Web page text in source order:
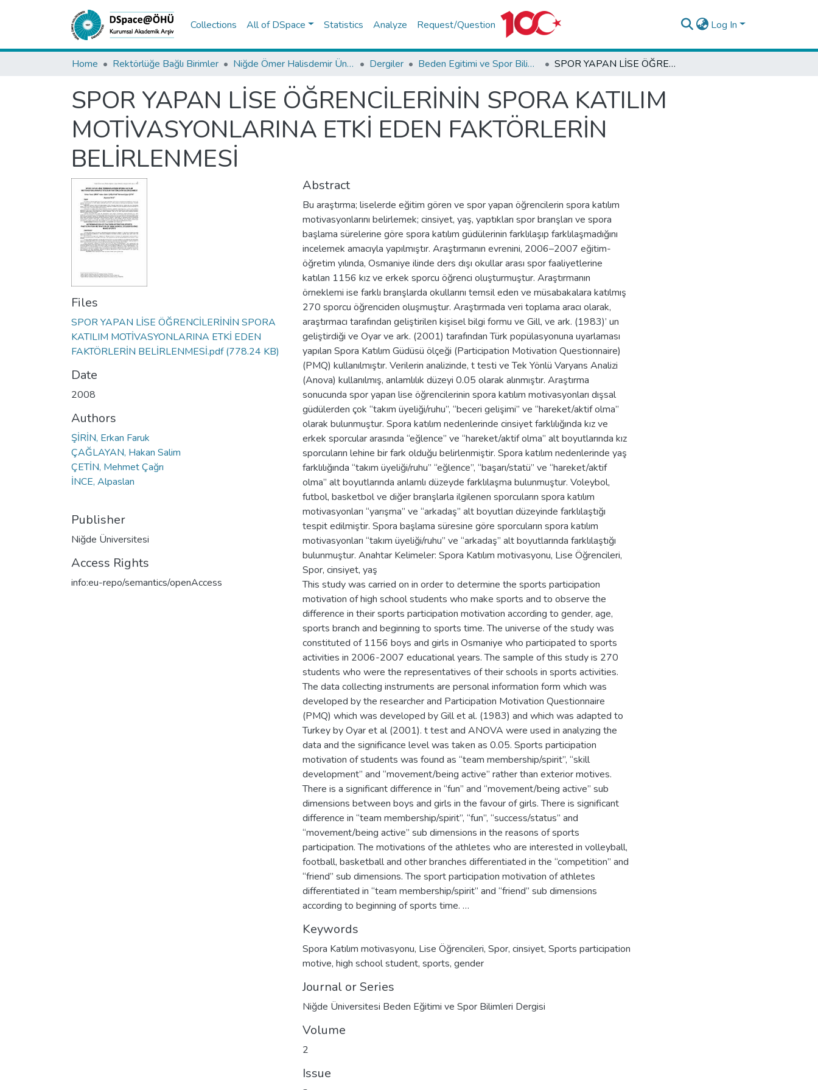
Collections All of DSpace Statistics Analyze Request/Question Log In
Home Rektörlüğe Bağlı Birimler Niğde Ömer Halisdemir Üniversitesi Yayınları Dergiler Beden Egitimi ve Spor Bilimleri Dergisi Koleksiyonu SPOR YAPAN LİSE ÖĞRENCİLERİNİN SPORA KATILIM MOTİVASYONLARINA ETKİ EDEN FAKTÖRLERİN BELİRLENMESİ
SPOR YAPAN LİSE ÖĞRENCİLERİNİN SPORA KATILIM
MOTİVASYONLARINA ETKİ EDEN FAKTÖRLERİN
BELİRLENMESİ
Files
SPOR YAPAN LİSE ÖĞRENCİLERİNİN SPORA
KATILIM MOTİVASYONLARINA ETKİ EDEN
FAKTÖRLERİN BELİRLENMESİ.pdf(778.24 KB)
Date
2008
Authors
ŞİRİN, Erkan Faruk
ÇAĞLAYAN, Hakan Salim
ÇETİN, Mehmet Çağrı
İNCE, Alpaslan
Publisher
Niğde Üniversitesi
Access Rights
info:eu-repo/semantics/openAccess
Abstract
Bu araştırma; liselerde eğitim gören ve spor yapan öğrencilerin spora katılım
motivasyonlarını belirlemek; cinsiyet, yaş, yaptıkları spor branşları ve spora
başlama sürelerine göre spora katılım güdülerinin farklılaşıp farklılaşmadığını
incelemek amacıyla yapılmıştır. Araştırmanın evrenini, 2006–2007 eğitim-
öğretim yılında, Osmaniye ilinde ders dışı okullar arası spor faaliyetlerine
katılan 1156 kız ve erkek sporcu öğrenci oluşturmuştur. Araştırmanın
örneklemi ise farklı branşlarda okullarını temsil eden ve müsabakalara katılmış
270 sporcu öğrenciden oluşmuştur. Araştırmada veri toplama aracı olarak,
araştırmacı tarafından geliştirilen kişisel bilgi formu ve Gill, ve ark. (1983)’ un
geliştirdiği ve Oyar ve ark. (2001) tarafından Türk popülasyonuna uyarlaması
yapılan Spora Katılım Güdüsü ölçeği (Participation Motivation Questionnaire)
(PMQ) kullanılmıştır. Verilerin analizinde, t testi ve Tek Yönlü Varyans Analizi
(Anova) kullanılmış, anlamlılık düzeyi 0.05 olarak alınmıştır. Araştırma
sonucunda spor yapan lise öğrencilerinin spora katılım motivasyonları dışsal
güdülerden çok “takım üyeliği/ruhu”, “beceri gelişimi” ve “hareket/aktif olma”
olarak bulunmuştur. Spora katılım nedenlerinde cinsiyet farklılığında kız ve
erkek sporcular arasında “eğlence” ve “hareket/aktif olma” alt boyutlarında kız
sporcuların lehine bir fark olduğu belirlenmiştir. Spora katılım nedenlerinde yaş
farklılığında “takım üyeliği/ruhu” “eğlence”, “başarı/statü” ve “hareket/aktif
olma” alt boyutlarında anlamlı düzeyde farklılaşma bulunmuştur. Voleybol,
futbol, basketbol ve diğer branşlarla ilgilenen sporcuların spora katılım
motivasyonları “yarışma” ve “arkadaş” alt boyutları düzeyinde farklılaştığı
tespit edilmiştir. Spora başlama süresine göre sporcuların spora katılım
motivasyonları “takım üyeliği/ruhu” ve “arkadaş” alt boyutlarında farklılaştığı
bulunmuştur. Anahtar Kelimeler: Spora Katılım motivasyonu, Lise Öğrencileri,
Spor, cinsiyet, yaş
This study was carried on in order to determine the sports participation
motivation of high school students who make sports and to observe the
difference in their sports participation motivation according to gender, age,
sports branch and beginning to sports time. The universe of the study was
constituted of 1156 boys and girls in Osmaniye who participated to sports
activities in 2006-2007 educational years. The sample of this study is 270
students who were the representatives of their schools in sports activities.
The data collecting instruments are personal information form which was
developed by the researcher and Participation Motivation Questionnaire
(PMQ) which was developed by Gill et al. (1983) and which was adapted to
Turkey by Oyar et al (2001). t test and ANOVA were used in analyzing the
data and the significance level was taken as 0.05. Sports participation
motivation of students was found as “team membership/spirit”, “skill
development” and “movement/being active” rather than exterior motives.
There is a significant difference in “fun” and “movement/being active” sub
dimensions between boys and girls in the favour of girls. There is significant
difference in “team membership/spirit”, “fun”, “success/status” and
“movement/being active” sub dimensions in the reasons of sports
participation. The motivations of the athletes who are interested in volleyball,
football, basketball and other branches differentiated in the “competition” and
“friend” sub dimensions. The sport participation motivation of athletes
differentiated in “team membership/spirit” and “friend” sub dimensions
according to beginning of sports time. …
Keywords
Spora Katılım motivasyonu, Lise Öğrencileri, Spor, cinsiyet, Sports participation
motive, high school student, sports, gender
Journal or Series
Niğde Üniversitesi Beden Eğitimi ve Spor Bilimleri Dergisi
Volume
2
Issue